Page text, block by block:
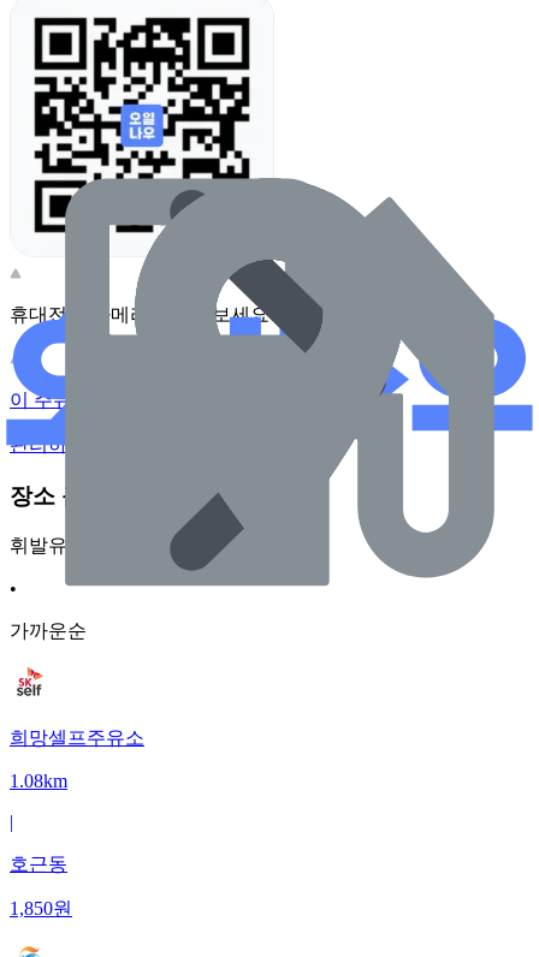
휴대전화 카메라로 찍어보세요
이 주유소의 사장님이신가요?
관리하기
장소 근처 주유소
휘발유
•
가까운순
희망셀프주유소
1.08km
|
호근동
1,850원